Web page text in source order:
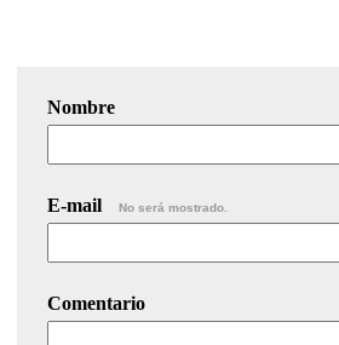
Nombre
E-mail No será mostrado.
Comentario